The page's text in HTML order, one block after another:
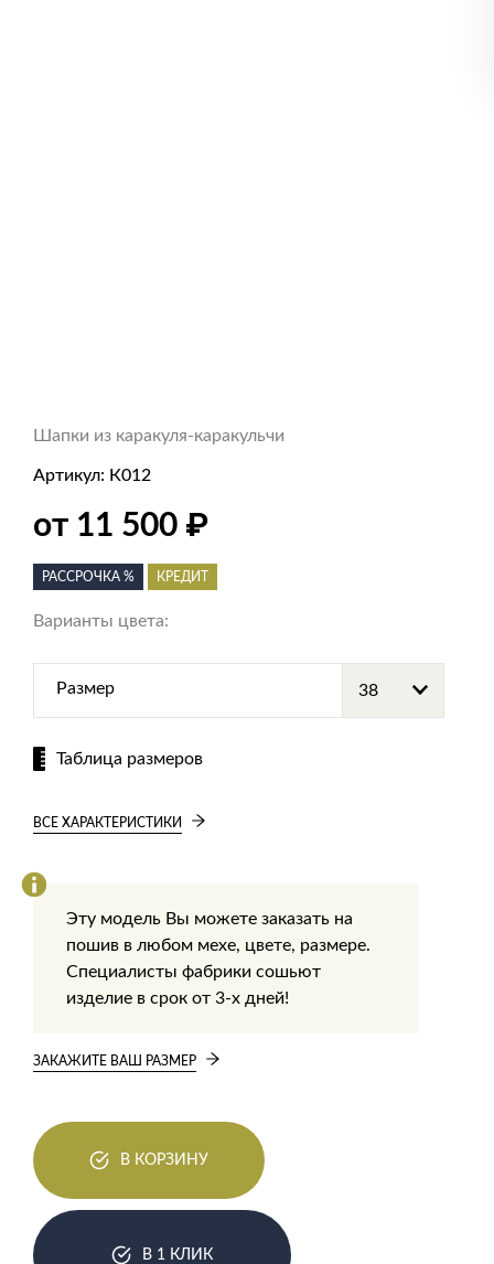
Шапки из каракуля-каракульчи
Артикул: К012
от 11 500 ₽
РАССРОЧКА % КРЕДИТ
Варианты цвета:
Размер
Таблица размеров
ВСЕ ХАРАКТЕРИСТИКИ
Эту модель Вы можете заказать на
пошив в любом мехе, цвете, размере.
Специалисты фабрики сошьют
изделие в срок от 3-х дней!
ЗАКАЖИТЕ ВАШ РАЗМЕР
В КОРЗИНУ
В 1 КЛИК